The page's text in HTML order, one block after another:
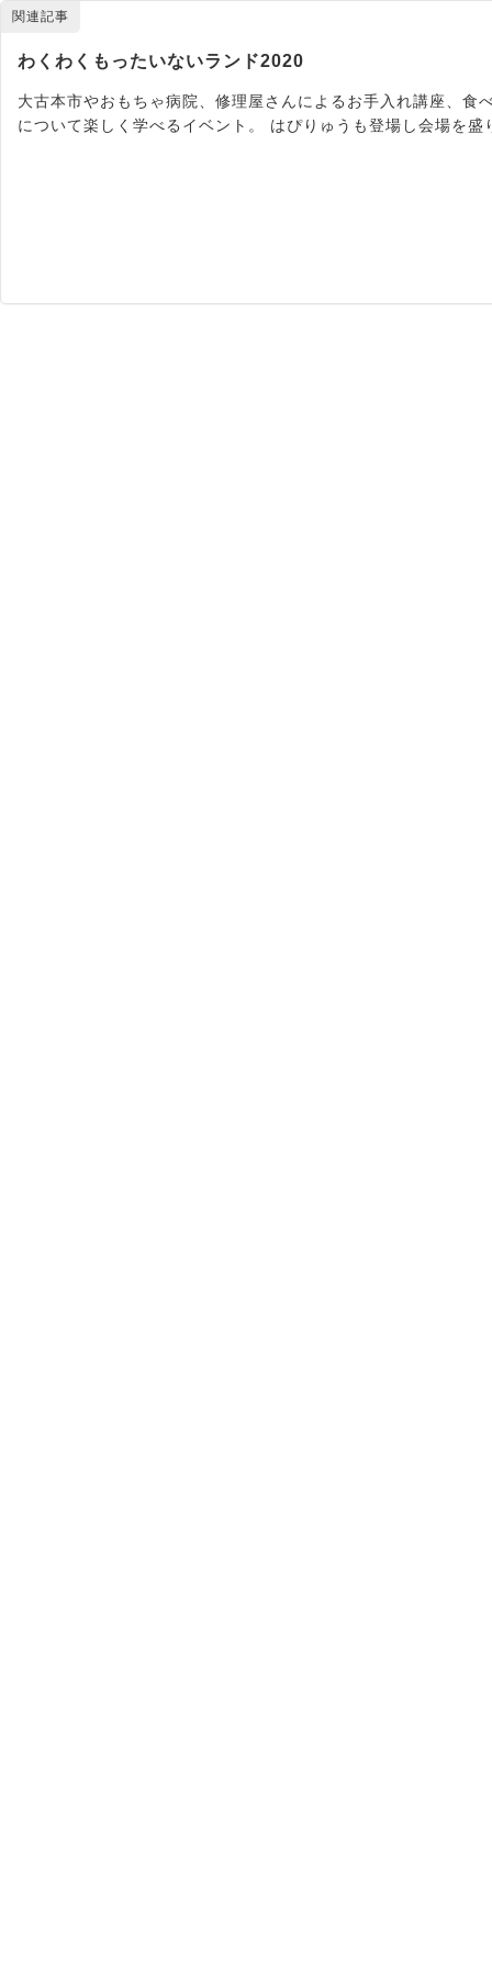
関連記事
わくわくもったいないランド2020
大古本市やおもちゃ病院、修理屋さんによるお手入れ講座、食
について楽しく学べるイベント。 はぴりゅうも登場し会場を